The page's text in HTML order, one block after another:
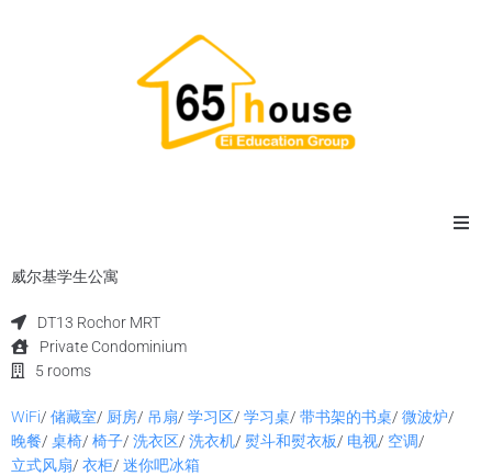
公寓
威尔基学生公寓
DT13 Rochor MRT
Private Condominium
5 rooms
WiFi/ 储藏室/ 厨房/ 吊扇/ 学习区/ 学习桌/ 带书架的书桌/ 微波炉/
晚餐/ 桌椅/ 椅子/ 洗衣区/ 洗衣机/ 熨斗和熨衣板/ 电视/ 空调/
立式风扇/ 衣柜/ 迷你吧冰箱